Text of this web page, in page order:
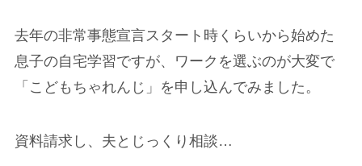
去年の非常事態宣言スタート時くらいから始めた
息子の自宅学習ですが、ワークを選ぶのが大変で
「こどもちゃれんじ」を申し込んでみました。
資料請求し、夫とじっくり相談…